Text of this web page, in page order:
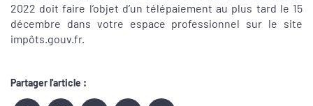
2022 doit faire l’objet d’un télépaiement au plus tard le 15
décembre dans votre espace professionnel sur le site
impôts.gouv.fr.
Partager l'article :